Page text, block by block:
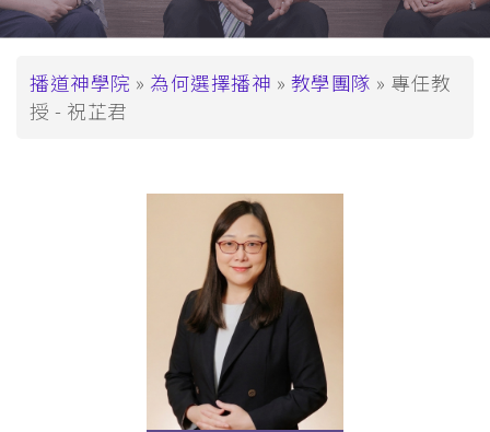
導
航
播道神學院 為何選擇播神 教學團隊
專任教
授 - 祝芷君